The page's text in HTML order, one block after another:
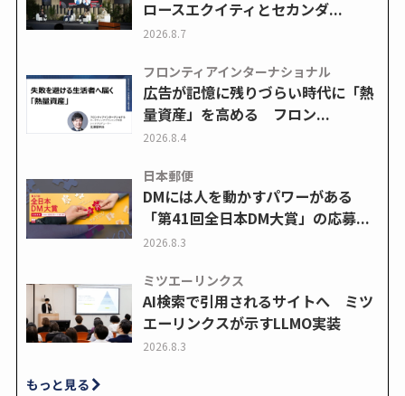
ロースエクイティとセカンダ...
2026.8.7
フロンティアインターナショナル
広告が記憶に残りづらい時代に「熱
量資産」を高める フロン...
2026.8.4
日本郵便
DMには人を動かすパワーがある
「第41回全日本DM大賞」の応募...
2026.8.3
ミツエーリンクス
AI検索で引用されるサイトへ ミツ
エーリンクスが示すLLMO実装
2026.8.3
もっと見る